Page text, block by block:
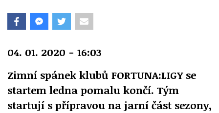
04. 01. 2020 - 16:03
Zimní spánek klubů FORTUNA:LIGY se
startem ledna pomalu končí. Tým
startují s přípravou na jarní část sezony,